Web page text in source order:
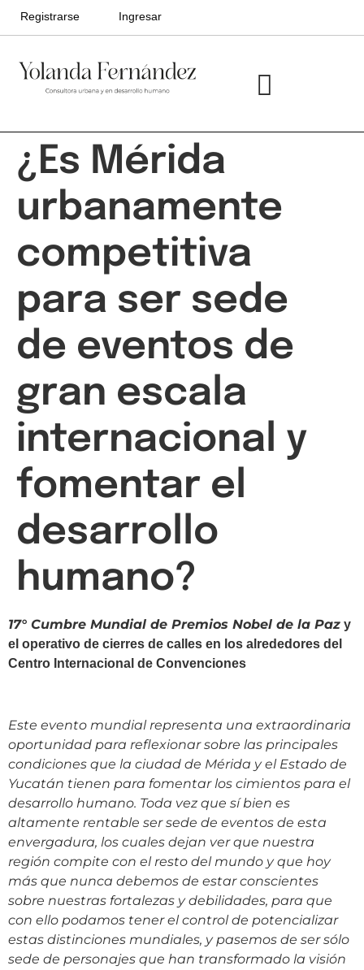
Registrarse Ingresar
¿Es Mérida
urbanamente
competitiva
para ser sede
de eventos de
gran escala
internacional y
fomentar el
desarrollo
humano?
17° Cumbre Mundial de Premios Nobel de la Paz y
el operativo de cierres de calles en los alrededores del
Centro Internacional de Convenciones
Este evento mundial representa una extraordinaria
oportunidad para reflexionar sobre las principales
condiciones que la ciudad de Mérida y el Estado de
Yucatán tienen para fomentar los cimientos para el
desarrollo humano. Toda vez que sí bien es
altamente rentable ser sede de eventos de esta
envergadura, los cuales dejan ver que nuestra
región compite con el resto del mundo y que hoy
más que nunca debemos de estar conscientes
sobre nuestras fortalezas y debilidades, para que
con ello podamos tener el control de potencializar
estas distinciones mundiales, y pasemos de ser sólo
sede de personajes que han transformado la visión